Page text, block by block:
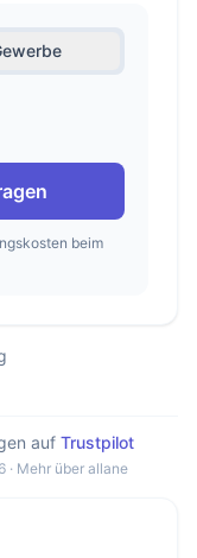
beim
auf Trustpilot
· Mehr über allane